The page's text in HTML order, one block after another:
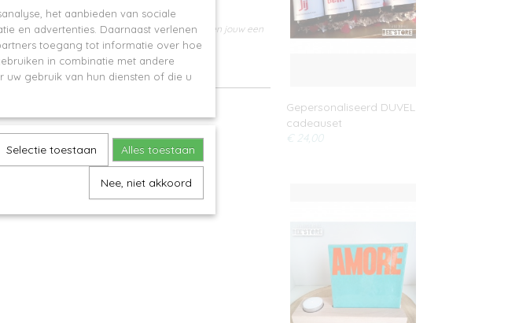
gerust jouw gewenste tekst door en wij bezorgen jouw een
Gepersonaliseerd DUVEL
cadeauset
€ 24,00
het aanbieden van sociale
en advertenties. Daarnaast verlenen
toegang tot informatie over hoe
in combinatie met andere
uw gebruik van hun diensten of die u
Selectie toestaan Alles toestaan
Nee, niet akkoord